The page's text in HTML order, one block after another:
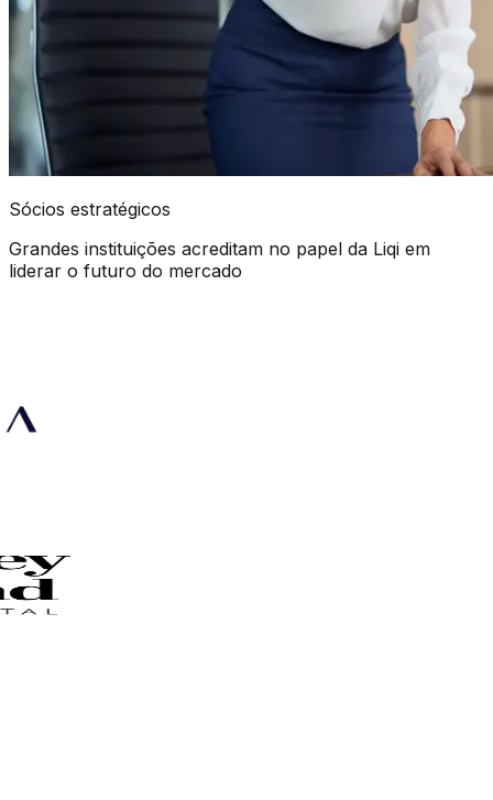
Sócios estratégicos
Grandes instituições acreditam no papel da Liqi em
liderar o futuro do mercado